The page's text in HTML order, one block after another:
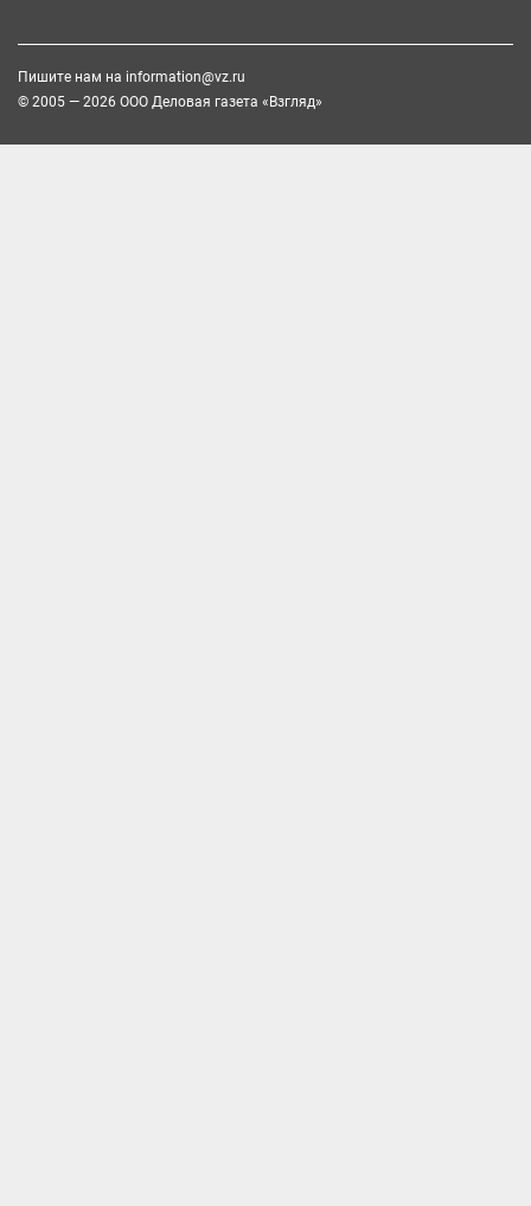
Пишите нам на information@vz.ru
© 2005 — 2026 ООО Деловая газета «Взгляд»